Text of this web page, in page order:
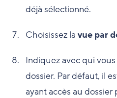
déjà sélectionné.
Choisissez la vue par
Indiquez avec qui
dossier. Par défaut, il
ayant accès au dossier